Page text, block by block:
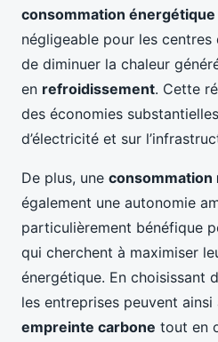
consommation énergétique
négligeable pour les
de diminuer la chaleur
en refroidissement. Cette
des économies
d’électricité et sur
De plus, une consommation
également une autonomie
particulièrement bénéfique
qui cherchent à maximiser
énergétique. En choisissant
les entreprises peuvent
empreinte carbone tout en